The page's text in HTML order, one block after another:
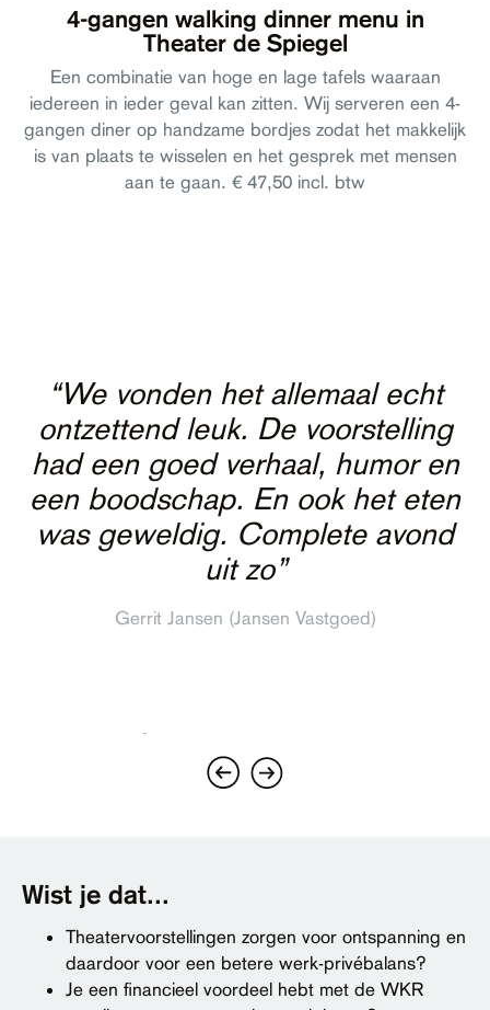
4-gangen walking dinner menu in
Theater de Spiegel
Een combinatie van hoge en lage tafels waaraan
iedereen in ieder geval kan zitten. Wij serveren een 4-
gangen diner op handzame bordjes zodat het makkelijk
is van plaats te wisselen en het gesprek met mensen
aan te gaan. € 47,50 incl. btw
“We vonden het allemaal echt
ontzettend leuk. De voorstelling
had een goed verhaal, humor en
een boodschap. En ook het eten
was geweldig. Complete avond
uit zo”
Gerrit Jansen (Jansen Vastgoed)
en Cortegaerdtzaal beleefden wij
een fi jn symposium. Uitvoerig
voorbesproken en begeleid,
voorbeeldig ondersteund en
catering exquise verzorgd.
Afgesloten met een biologische
barbecue in de rooftopbar –
tongstrelende verrassingen!
bedrijf in Theater de Spiegel
gehad. Een kwartaalpresentatie
voorafgaand aan het diner in de
Rooftopbar en als afsluiter een
prachtige voorstelling. Unieke
beleving in een inspirerende
omgeving.”
“Van begin tot eind in de watten
gelegd. Hoogtepunt was het
diner, dit was werkelijk subliem.
Wij hebben met onze relaties een
hele waardevolle avond gehad.”
Wist je dat...
Theatervoorstellingen zorgen voor ontspanning en
daardoor voor een betere werk-privébalans?
Je een financieel voordeel hebt met de WKR